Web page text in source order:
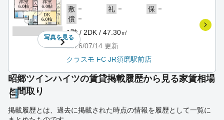
写真を見る
敷 － 礼 － 保 －
償 －
1階 / 2DK / 47.30㎡
2026/07/14 更新
クラスモ FC JR須磨駅前店
昭郷ツインハイツの賃貸掲載履歴から見る家賃相場
と間取り
掲載履歴とは、過去に掲載された時点の情報を履歴として一覧に